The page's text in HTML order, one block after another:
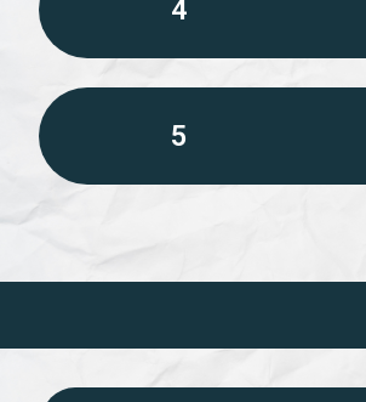
4
5